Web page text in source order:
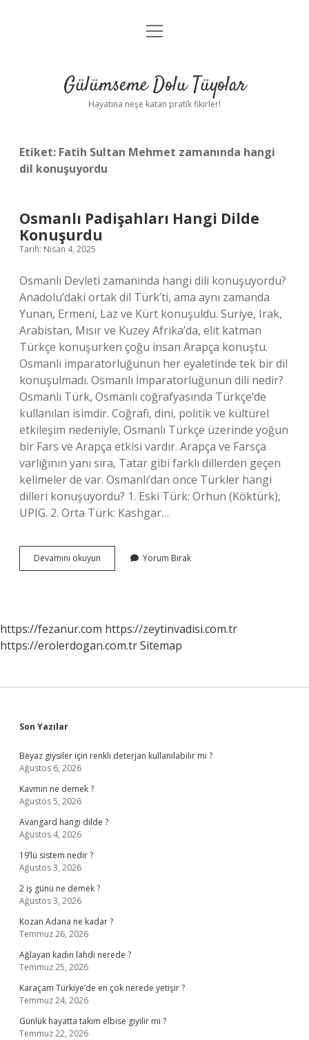
Anasayfa
Yasal Uyarı
menüyü
Gülümseme Dolu Tüyolar
Hayatına neşe katan pratik fikirler!
Etiket: Fatih Sultan Mehmet zamanında hangi
dil konuşuyordu
Osmanlı Padişahları Hangi Dilde
Konuşurdu
Tarih: Nisan 4, 2025
Osmanlı Devleti zamanında hangi dili konuşuyordu?
Anadolu’daki ortak dil Türk’ti, ama aynı zamanda
Yunan, Ermeni, Laz ve Kürt konuşuldu. Suriye, Irak,
Arabistan, Mısır ve Kuzey Afrika’da, elit katman
Türkçe konuşurken çoğu insan Arapça konuştu.
Osmanlı imparatorluğunun her eyaletinde tek bir dil
konuşulmadı. Osmanlı İmparatorluğunun dili nedir?
Osmanlı Türk, Osmanlı coğrafyasında Türkçe’de
kullanılan isimdir. Coğrafi, dini, politik ve kültürel
etkileşim nedeniyle, Osmanlı Türkçe üzerinde yoğun
bir Fars ve Arapça etkisi vardır. Arapça ve Farsça
varlığının yanı sıra, Tatar gibi farklı dillerden geçen
kelimeler de var. Osmanlı’dan önce Türkler hangi
dilleri konuşuyordu? 1. Eski Türk: Orhun (Köktürk),
UPIG. 2. Orta Türk: Kashgar…
Devamını okuyun Osmanlı
Padişahları
Yorum Bırak
https://fezanur.com https://zeytinvadisi.com.tr
https://erolerdogan.com.trSitemap
Sidebar
Son Yazılar
Beyaz giysiler için renkli deterjan kullanılabilir mi ?
Ağustos 6, 2026
Kavmin ne demek ?
Ağustos 5, 2026
Avangard hangi dilde ?
Ağustos 4, 2026
19’lü sistem nedir ?
Ağustos 3, 2026
2 iş günü ne demek ?
Ağustos 3, 2026
Kozan Adana ne kadar ?
Temmuz 26, 2026
Ağlayan kadın lahdi nerede ?
Temmuz 25, 2026
Karaçam Türkiye’de en çok nerede yetişir ?
Temmuz 24, 2026
Günlük hayatta takım elbise giyilir mi ?
Temmuz 22, 2026